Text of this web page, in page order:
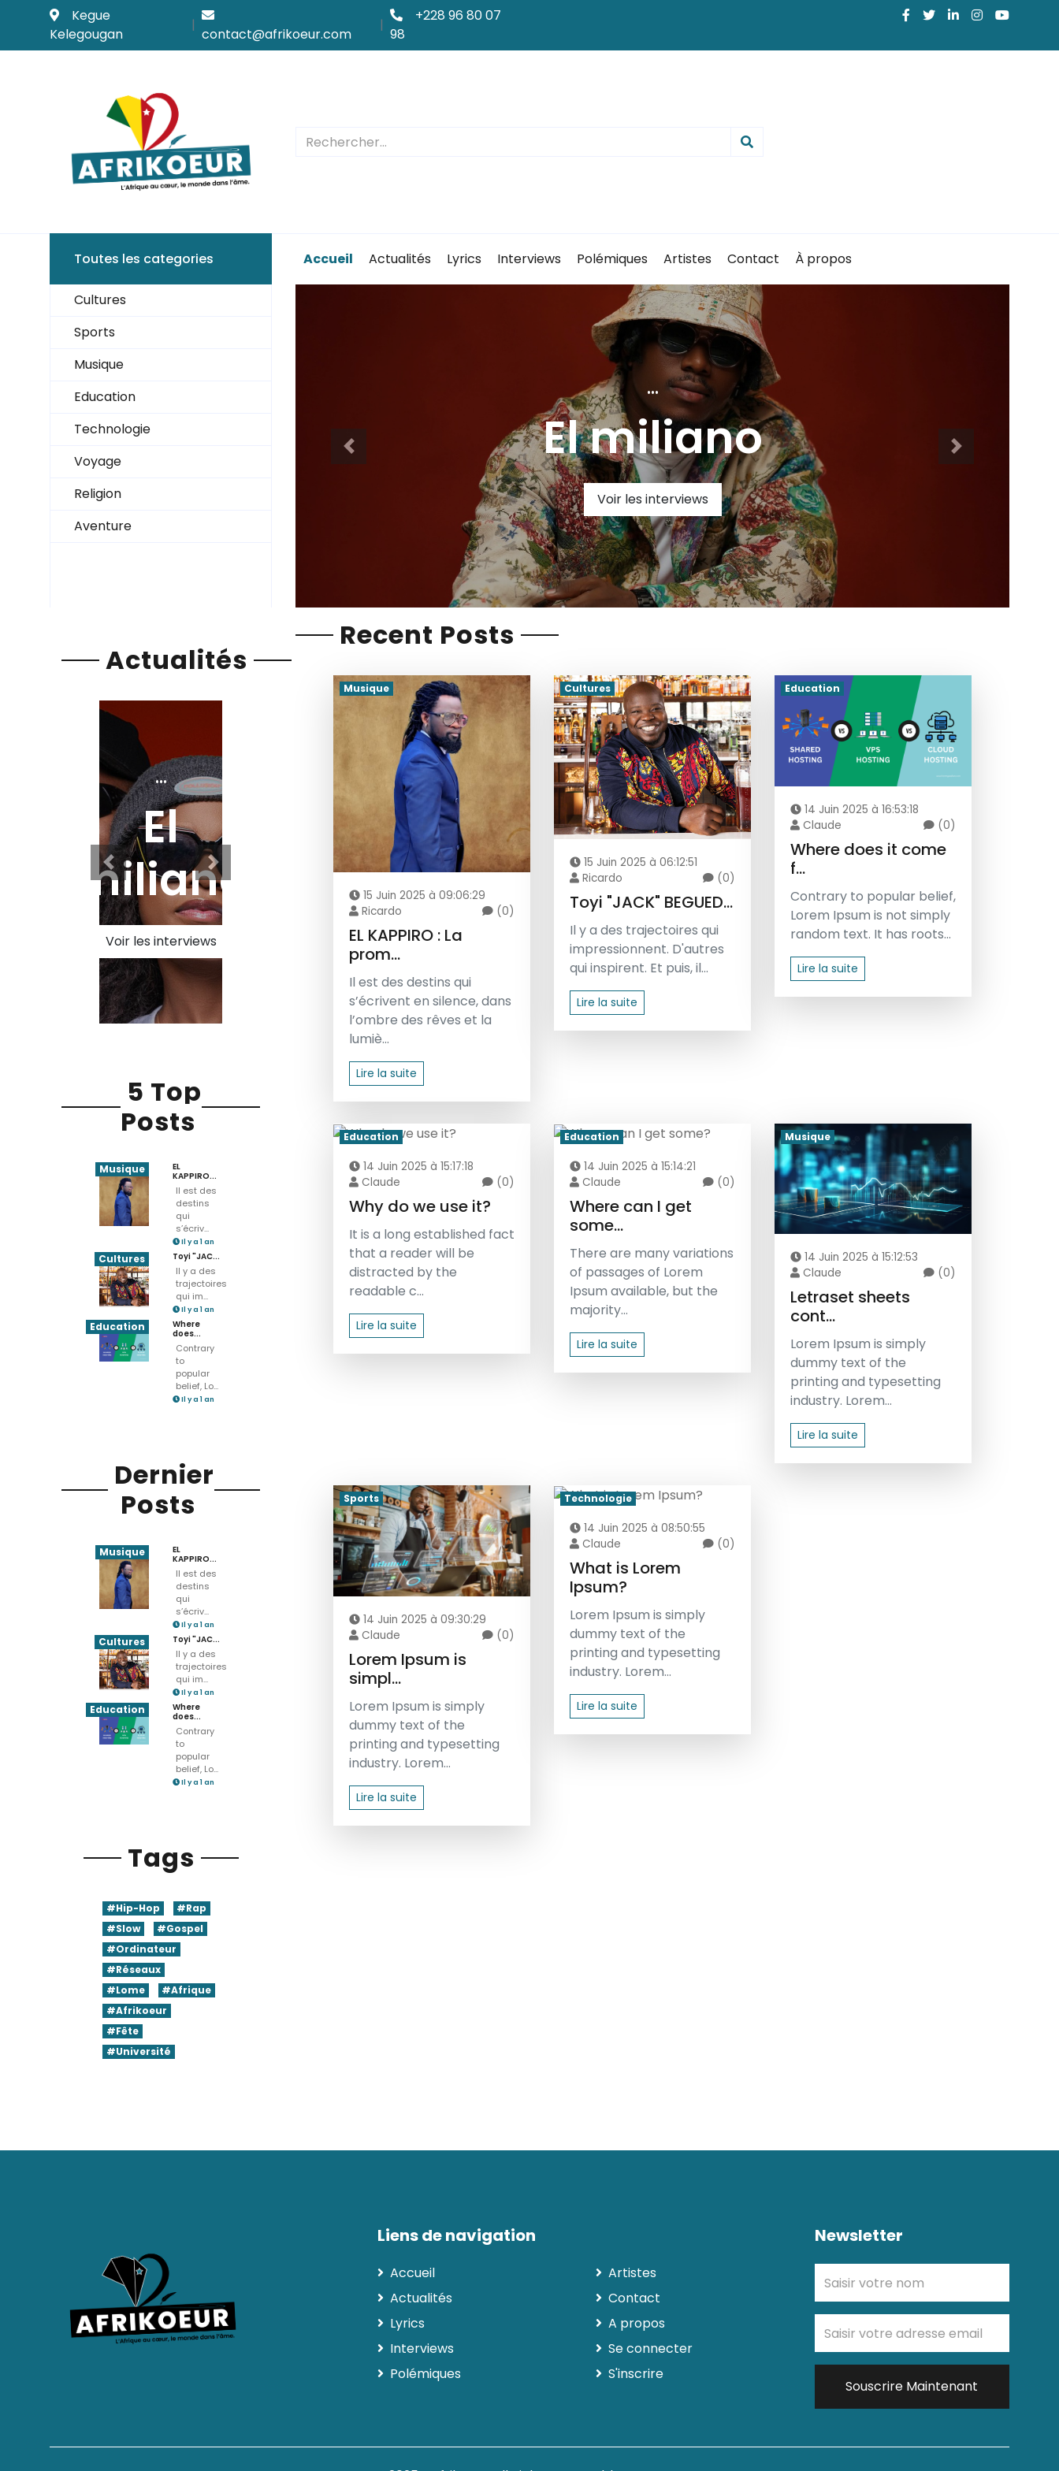
Kegue
Kelegougan
|
contact@afrikoeur.com
|
+228 96 80 07
98
Toutes les categories
Cultures
Sports
Musique
Education
Technologie
Voyage
Religion
Aventure
Actualités
...
El
miliano
Voir les interviews
5 Top
Posts
Musique
EL
KAPPIRO...
Il est des
destins
qui
s’écriv...
Il y a 1 an
Cultures Toyi "JAC...
Il y a des
trajectoires
qui im...
Il y a 1 an
Education
Where
does...
Contrary
to
popular
belief, Lo...
Il y a 1 an
Dernier
Posts
Musique
EL
KAPPIRO...
Il est des
destins
qui
s’écriv...
Il y a 1 an
Cultures Toyi "JAC...
Il y a des
trajectoires
qui im...
Il y a 1 an
Education
Where
does...
Contrary
to
popular
belief, Lo...
Il y a 1 an
Tags
#Hip-Hop
#Rap
#Slow
#Gospel
#Ordinateur
#Réseaux
#Lome
#Afrique
#Afrikoeur
#Fête
#Université
Accueil Actualités Lyrics Interviews Polémiques Artistes Contact À propos
El miliano Senza ft
Recent Posts
Musique
15 Juin 2025 à 09:06:29
Ricardo
(0)
EL KAPPIRO : La
prom...
Il est des destins qui
s’écrivent en silence, dans
l’ombre des rêves et la
lumiè...
Lire la suite
Cultures
15 Juin 2025 à 06:12:51
Ricardo
(0)
Toyi "JACK" BEGUED...
Il y a des trajectoires qui
impressionnent. D'autres
qui inspirent. Et puis, il...
Lire la suite
Education
14 Juin 2025 à 16:53:18
Claude
(0)
Where does it come
f...
Contrary to popular belief,
Lorem Ipsum is not simply
random text. It has roots...
Lire la suite
Education
14 Juin 2025 à 15:17:18
Claude
(0)
Why do we use it?
It is a long established fact
that a reader will be
distracted by the
readable c...
Lire la suite
Education
14 Juin 2025 à 15:14:21
Claude
(0)
Where can I get
some...
There are many variations
of passages of Lorem
Ipsum available, but the
majority...
Lire la suite
Musique
14 Juin 2025 à 15:12:53
Claude
(0)
Letraset sheets
cont...
Lorem Ipsum is simply
dummy text of the
printing and typesetting
industry. Lorem...
Lire la suite
Sports
14 Juin 2025 à 09:30:29
Claude
(0)
Lorem Ipsum is
simpl...
Lorem Ipsum is simply
dummy text of the
printing and typesetting
industry. Lorem...
Lire la suite
Technologie
14 Juin 2025 à 08:50:55
Claude
(0)
What is Lorem
Ipsum?
Lorem Ipsum is simply
dummy text of the
printing and typesetting
industry. Lorem...
Lire la suite
Liens de navigation
Accueil
Actualités
Lyrics
Interviews
Polémiques
Artistes
Contact
A propos
Se connecter
S'inscrire
Newsletter
Souscrire Maintenant